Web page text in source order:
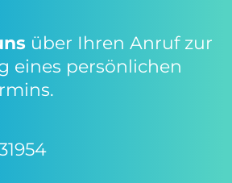
über Ihren Anruf zur
eines persönlichen